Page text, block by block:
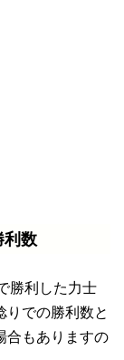
利数
勝利した力士
りでの勝利数と
合もありますの